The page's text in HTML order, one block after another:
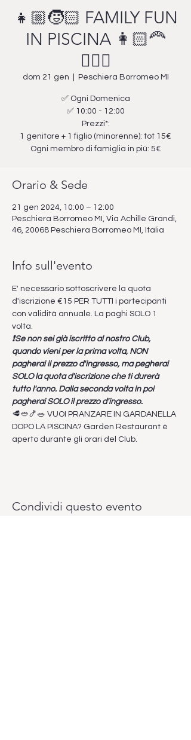
👧🏼🧒🏻 FAMILY FUN
IN PISCINA 👩🏻‍🦰
🧔🏻‍♂️
dom 21 gen Peschiera Borromeo MI
✅ Ogni Domenica
✅ 10:00 - 12:00
Prezzi*:
1 genitore + 1 figlio (minorenne): tot 15€
Ogni membro di famiglia in più: 5€
Orario & Sede
21 gen 2024, 10:00 – 12:00
Peschiera Borromeo MI, Via Achille Grandi,
46, 20068 Peschiera Borromeo MI, Italia
Info sull'evento
E' necessario sottoscrivere la quota
d'iscrizione €15 PER TUTTI i partecipanti
con validità annuale. La paghi SOLO 1
volta.
❗Se non sei già iscritto al nostro Club,
quando vieni per la prima volta, NON
pagherai il prezzo d'ingresso, ma pegherai
SOLO la quota d'iscrizione che ti durerà
tutto l'anno. Dalla seconda volta in poi
pagherai SOLO il prezzo d'ingresso.
🥩🥙🍤🥗 VUOI PRANZARE IN GARDANELLA
DOPO LA PISCINA? Garden Restaurant è
aperto durante gli orari del Club.
Condividi questo evento